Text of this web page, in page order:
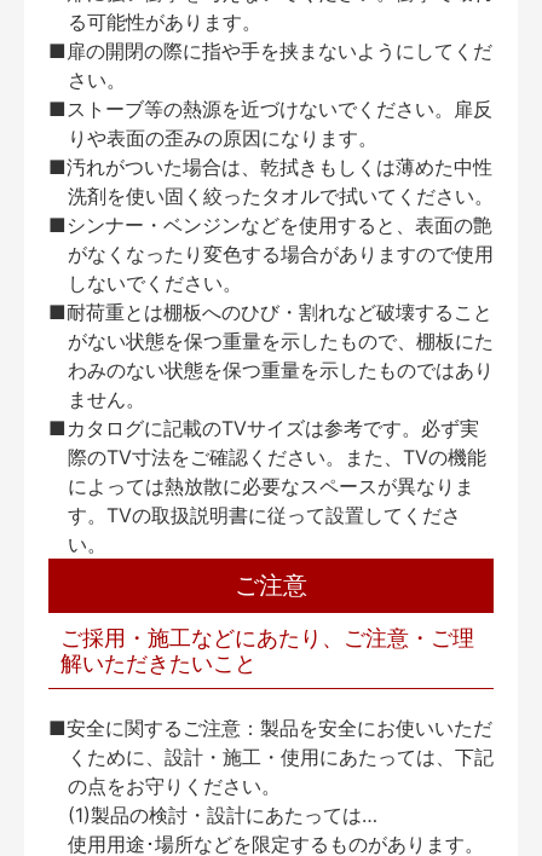
る可能性があります。
■扉の開閉の際に指や手を挟まないようにしてくだ
さい。
■ストーブ等の熱源を近づけないでください。扉反
りや表面の歪みの原因になります。
■汚れがついた場合は、乾拭きもしくは薄めた中性
洗剤を使い固く絞ったタオルで拭いてください。
■シンナー・ベンジンなどを使用すると、表面の艶
がなくなったり変色する場合がありますので使用
しないでください。
■耐荷重とは棚板へのひび・割れなど破壊すること
がない状態を保つ重量を示したもので、棚板にた
わみのない状態を保つ重量を示したものではあり
ません。
■カタログに記載のTVサイズは参考です。必ず実
際のTV寸法をご確認ください。また、TVの機能
によっては熱放散に必要なスペースが異なりま
す。TVの取扱説明書に従って設置してくださ
い。
ご注意
ご採用・施工などにあたり、ご注意・ご理
解いただきたいこと
■安全に関するご注意：製品を安全にお使いいただ
くために、設計・施工・使用にあたっては、下記
の点をお守りください。
(1)製品の検討・設計にあたっては…
使用用途･場所などを限定するものがあります。